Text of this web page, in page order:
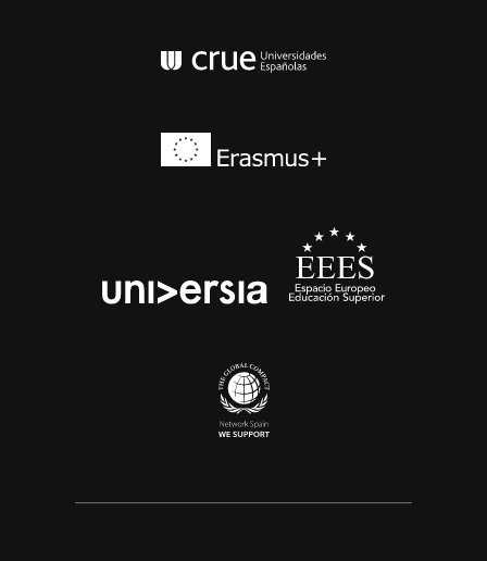
Conferencia de
universia